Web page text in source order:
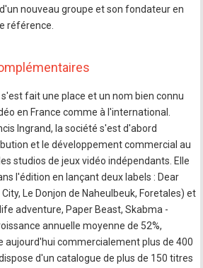
nouveau groupe et son fondateur en
référence.
s'est fait une place et un nom bien connu
en France comme à l'international.
Ingrand, la société s'est d'abord
et le développement commercial au
studios de jeux vidéo indépendants. Elle
l'édition en lançant deux labels : Dear
Le Donjon de Naheulbeuk, Foretales) et
adventure, Paper Beast, Skabma -
annuelle moyenne de 52%,
aujourd'hui commercialement plus de 400
d'un catalogue de plus de 150 titres